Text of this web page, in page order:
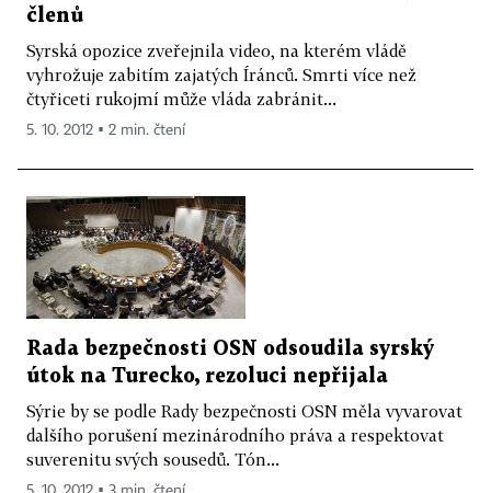
členů
Syrská opozice zveřejnila video, na kterém vládě
vyhrožuje zabitím zajatých Íránců. Smrti více než
čtyřiceti rukojmí může vláda zabránit...
5. 10. 2012 ▪ 2 min. čtení
Rada bezpečnosti OSN odsoudila syrský
útok na Turecko, rezoluci nepřijala
Sýrie by se podle Rady bezpečnosti OSN měla vyvarovat
dalšího porušení mezinárodního práva a respektovat
suverenitu svých sousedů. Tón...